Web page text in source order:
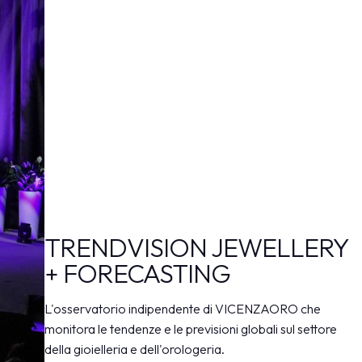
TRENDVISION JEWELLERY
+ FORECASTING
L'osservatorio indipendente di VICENZAORO che
monitora le tendenze e le previsioni globali sul settore
della gioielleria e dell'orologeria.